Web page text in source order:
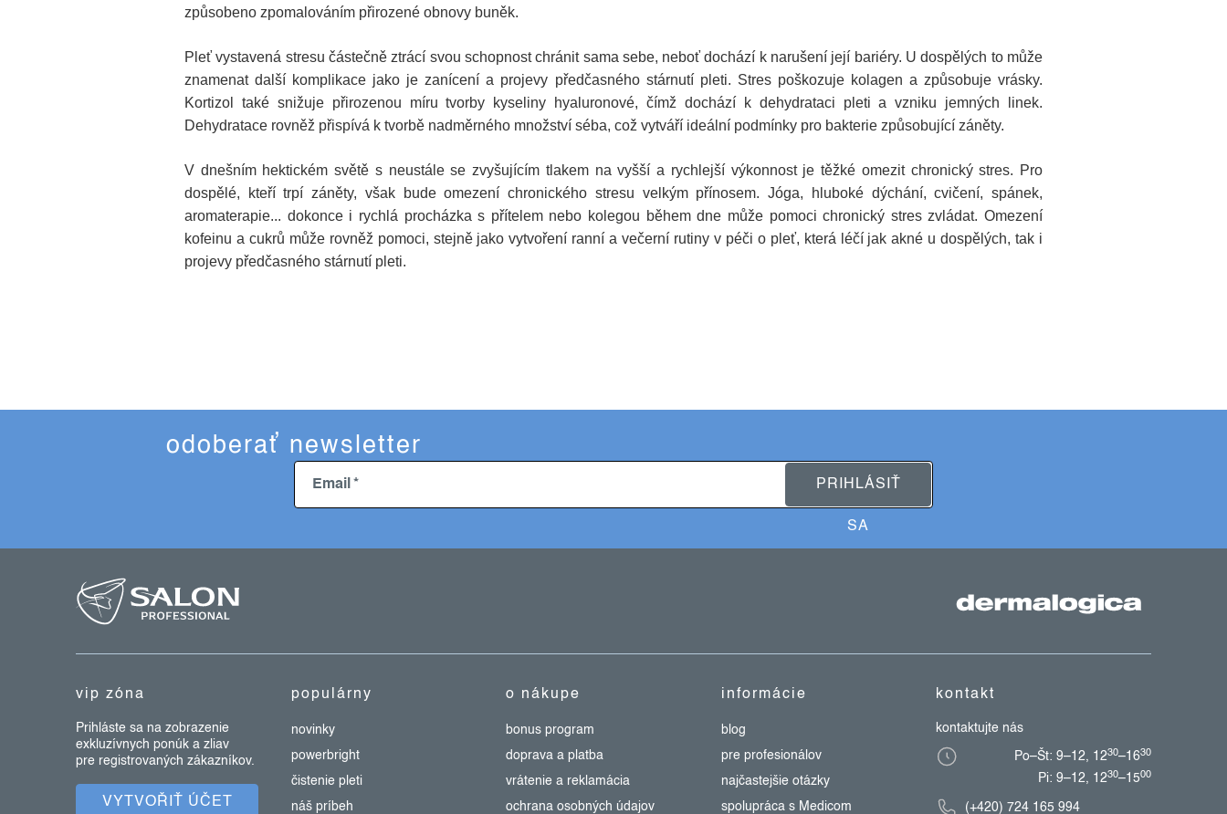
způsobeno zpomalováním přirozené obnovy buněk.
Pleť vystavená stresu částečně ztrácí svou schopnost chránit sama sebe, neboť dochází k narušení její bariéry. U dospělých to může
znamenat další komplikace jako je zanícení a projevy předčasného stárnutí pleti. Stres poškozuje kolagen a způsobuje vrásky.
Kortizol také snižuje přirozenou míru tvorby kyseliny hyaluronové, čímž dochází k dehydrataci pleti a vzniku jemných linek.
Dehydratace rovněž přispívá k tvorbě nadměrného množství séba, což vytváří ideální podmínky pro bakterie způsobující záněty.
V dnešním hektickém světě s neustále se zvyšujícím tlakem na vyšší a rychlejší výkonnost je těžké omezit chronický stres. Pro
dospělé, kteří trpí záněty, však bude omezení chronického stresu velkým přínosem. Jóga, hluboké dýchání, cvičení, spánek,
aromaterapie... dokonce i rychlá procházka s přítelem nebo kolegou během dne může pomoci chronický stres zvládat. Omezení
kofeinu a cukrů může rovněž pomoci, stejně jako vytvoření ranní a večerní rutiny v péči o pleť, která léčí jak akné u dospělých, tak i
projevy předčasného stárnutí pleti.
odoberať newsletter
Email PRIHLÁSIŤ
SA
vip zóna
Prihláste sa na zobrazenie
exkluzívnych ponúk a zliav
pre registrovaných zákazníkov.
VYTVOŘIŤ ÚČET
populárny
novinky
powerbright
čistenie pleti
náš príbeh
o nákupe
bonus program
doprava a platba
vrátenie a reklamácia
ochrana osobných údajov
informácie
blog
pre profesionálov
najčastejšie otázky
spolupráca s Medicom
kontakt
kontaktujte nás
Po–Št: 9–12, 1230–1630
Pi: 9–12, 1230–1500
(+420) 724 165 994